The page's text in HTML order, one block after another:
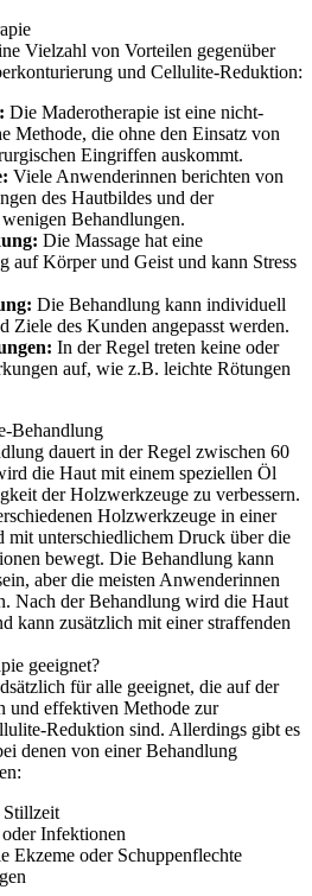
Vielzahl von Vorteilen gegenüber
und Cellulite-Reduktion:
Die Maderotherapie ist eine nicht-
Methode, die ohne den Einsatz von
Eingriffen auskommt.
Viele Anwenderinnen berichten von
des Hautbildes und der
Behandlungen.
Die Massage hat eine
auf Körper und Geist und kann Stress
Die Behandlung kann individuell
Ziele des Kunden angepasst werden.
In der Regel treten keine oder
auf, wie z.B. leichte Rötungen
Behandlung
dauert in der Regel zwischen 60
die Haut mit einem speziellen Öl
der Holzwerkzeuge zu verbessern.
Holzwerkzeuge in einer
mit unterschiedlichem Druck über die
bewegt. Die Behandlung kann
aber die meisten Anwenderinnen
Nach der Behandlung wird die Haut
kann zusätzlich mit einer straffenden
geeignet?
für alle geeignet, die auf der
und effektiven Methode zur
Reduktion sind. Allerdings gibt es
denen von einer Behandlung
Stillzeit
Infektionen
Ekzeme oder Schuppenflechte